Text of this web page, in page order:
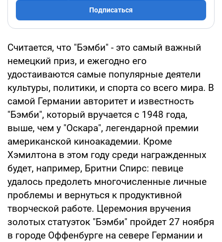
Подписаться
Считается, что "Бэмби" - это самый важный
немецкий приз, и ежегодно его
удостаиваются самые популярные деятели
культуры, политики, и спорта со всего мира. В
самой Германии авторитет и известность
"Бэмби", который вручается с 1948 года,
выше, чем у "Оскара", легендарной премии
американской киноакадемии. Кроме
Хэмилтона в этом году среди награжденных
будет, например, Бритни Спирс: певице
удалось предолеть многочисленные личные
проблемы и вернуться к продуктивной
творческой работе. Церемония вручения
золотых статуэток "Бэмби" пройдет 27 ноября
в городе Оффенбурге на севере Германии и